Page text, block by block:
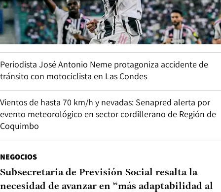
Periodista José Antonio Neme protagoniza accidente de
tránsito con motociclista en Las Condes
Vientos de hasta 70 km/h y nevadas: Senapred alerta por
evento meteorológico en sector cordillerano de Región de
Coquimbo
NEGOCIOS
Subsecretaria de Previsión Social resalta la
necesidad de avanzar en “más adaptabilidad al